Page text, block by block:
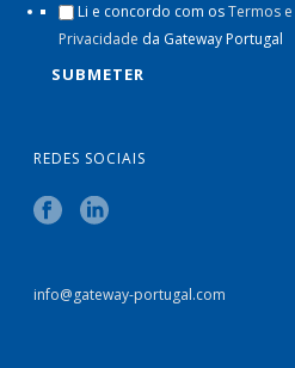
Li e concordo com osTermos
Privacidade da Gateway Portugal
REDES SOCIAIS
info@gateway-portugal.com